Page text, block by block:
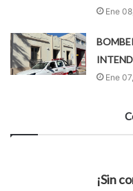
Ene
Ene
¡Sin